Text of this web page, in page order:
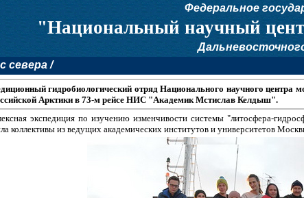
Федеральное
"Национальный научный
севера /
гидробиологический отряд Национального научного
Арктики в 73-м рейсе НИС "Академик Мстислав Келдыш".
экспедиция по изучению изменчивости системы "литосфера-
коллективы из ведущих академических институтов и университетов